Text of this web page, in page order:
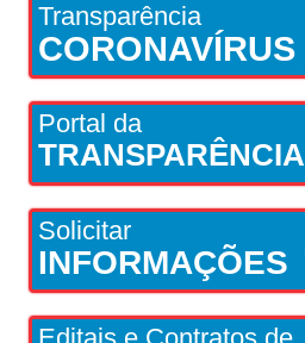
Transparência
CORONAVÍRUS
Portal da
TRANSPARÊNCIA
Solicitar
INFORMAÇÕES